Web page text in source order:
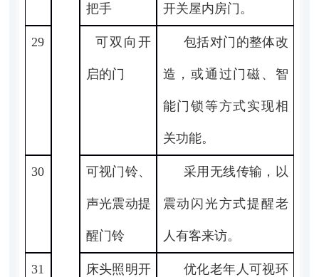
把手 开关屋内房门。
29 可双向开
启的门
包括对门的整体改
造，或通过门磁、智
能门锁等方式实现相
关功能。
30 可视门铃、
声光震动提
醒门铃
采用无线传输，以
震动闪光方式提醒老
人有客来访。
31 床头照明开 优化老年人可视环